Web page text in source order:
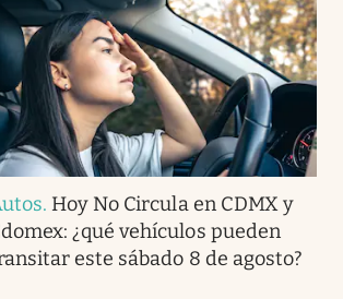
. Hoy No Circula en CDMX y
¿qué vehículos pueden
este sábado 8 de agosto?